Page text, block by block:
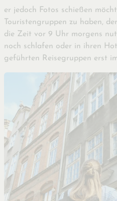
er jedoch Fotos schießen
Touristengruppen zu haben,
die Zeit vor 9 Uhr morgens
noch schlafen oder in ihren
geführten Reisegruppen erst